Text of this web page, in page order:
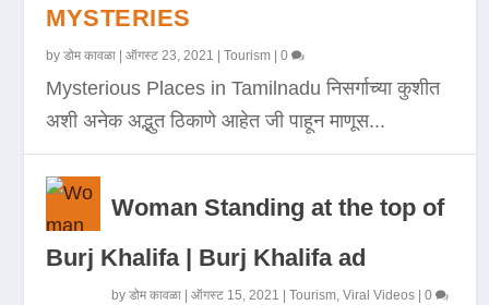
MYSTERIES
byडोम कावळा |ऑगस्ट 23, 2021 |Tourism |0
Mysterious Places in Tamilnadu निसर्गाच्या कुशीत
अशी अनेक अद्भुत ठिकाणे आहेत जी पाहून माणूस...
Woman Standing at the top of
Burj Khalifa | Burj Khalifa ad
byडोम कावळा |ऑगस्ट 15, 2021 |Tourism,Viral Videos |0